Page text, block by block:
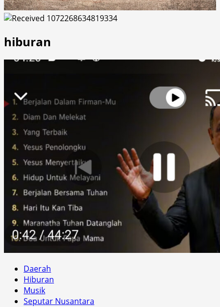
hiburan
Daerah
Hiburan
Musik
Seputar Nusantara